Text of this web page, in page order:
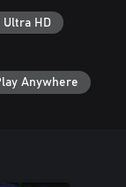
Ultra HD
Anywhere